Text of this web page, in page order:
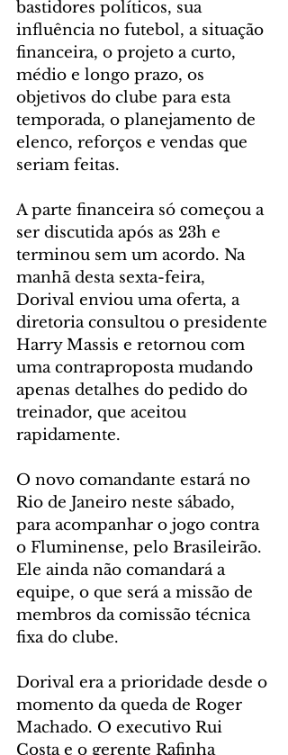
bastidores políticos, sua
influência no futebol, a situação
financeira, o projeto a curto,
médio e longo prazo, os
objetivos do clube para esta
temporada, o planejamento de
elenco, reforços e vendas que
seriam feitas.
A parte financeira só começou a
ser discutida após as 23h e
terminou sem um acordo. Na
manhã desta sexta-feira,
Dorival enviou uma oferta, a
diretoria consultou o presidente
Harry Massis e retornou com
uma contraproposta mudando
apenas detalhes do pedido do
treinador, que aceitou
rapidamente.
O novo comandante estará no
Rio de Janeiro neste sábado,
para acompanhar o jogo contra
o Fluminense, pelo Brasileirão.
Ele ainda não comandará a
equipe, o que será a missão de
membros da comissão técnica
fixa do clube.
Dorival era a prioridade desde o
momento da queda de Roger
Machado. O executivo Rui
Costa e o gerente Rafinha